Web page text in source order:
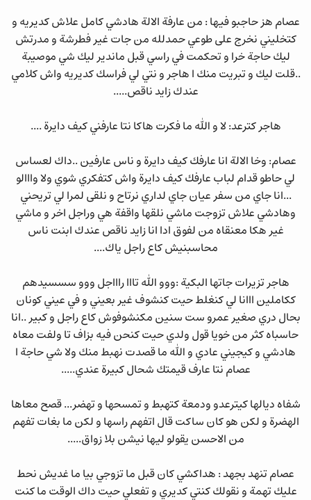
عصام هز حاجبو فيها : من عارفة الالة هادشي كامل علاش كديريه و
كتخليني نخرج على طوعي حمدلله من جات غير فطرشة و مدرتش
ليك حاجة خرا و تحكمت في راسي قبل ماندير ليك شي موصيبة
..قلت ليك و تبريت منك ا هاجر و نتي لي فراسك كديريه واش كلامي
عندك زايد ناقص.....
هاجر كترعد: لا و الله ما فكرت هاكا نتا عارفني كيف دايرة ....
عصام: وخا الالة انا عارفك كيف دايرة و ناس عارفين ..داك لعساس
لي حاطو قدام لباب عارفك كيف دايرة واش كتفكري شوي ولا وااالو
...انا جاي من سفر عيان جاي لداري نرتاح و نلقى لمرا لي تريحني
وهادشي علاش تزوجت ماشي نلقها واقفة هي وراجل اخر و ماشي
غير هكا معنقاه من لفوق ادا انا زايد ناقص عندك ابنت ناس
محاسبنيش كاع راجل ياك....
هاجر تزيرات جاتها البكية :ووو الله تااا راااجل ووو سسسيدهم
ككاملين ااانا لي كنغلط حيت كنشوف غير بعيني و في عيني كونان
بحال دري صغير عمرو ست سنين مكنشوفوش كاع راجل و كبير ..انا
حاسباه كثر من خويا قول ولدي حيت كنحن فيه بزاف تا ولفت معاه
هادشي و كيجيني عادي و الله ما قصدت نهبط منك ولا شي حاجة ا
عصام نتا عارف قيمتك شحال كبيرة عندي.....
شفاه ديالها كيترعدو ودمعة كتهبط و تمسحها و تهضر... قصح معاها
الهضرة و لكن هو كان ساكت قال اتفهم راسها و لكن ما بغات تفهم
من الاحسن يقولو ليها نيشن بلا زواق.....
عصام تنهد بجهد : هداكشي كان قبل ما تزوجي بيا ما غديش نحط
عليك تهمة و نقولك كنتي كديري و تفعلي حيت داك الوقت ما كنت